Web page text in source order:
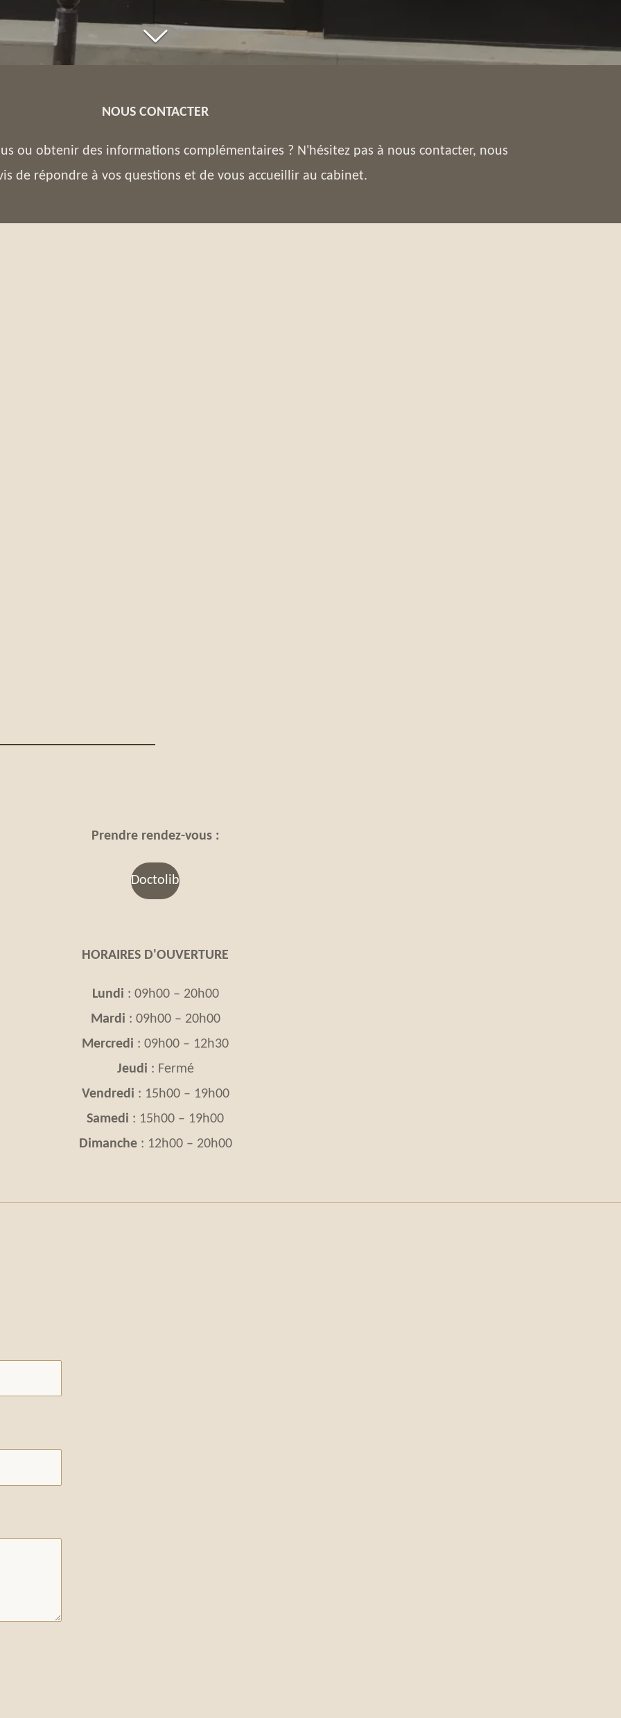
NOUS CONTACTER
ou obtenir des informations complémentaires ? N'hésitez pas à nous contacter, nous
de répondre à vos questions et de vous accueillir au cabinet.
Prendre rendez-vous :
Doctolib
HORAIRES D'OUVERTURE
Lundi : 09h00 – 20h00
Mardi : 09h00 – 20h00
Mercredi : 09h00 – 12h30
Jeudi : Fermé
Vendredi : 15h00 – 19h00
Samedi : 15h00 – 19h00
Dimanche: 12h00 – 20h00